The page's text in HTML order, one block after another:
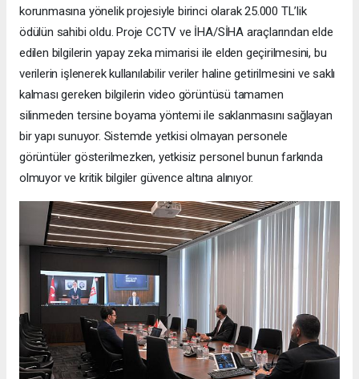
korunmasına yönelik projesiyle birinci olarak 25.000 TL’lik
ödülün sahibi oldu. Proje CCTV ve İHA/SİHA araçlarından elde
edilen bilgilerin yapay zeka mimarisi ile elden geçirilmesini, bu
verilerin işlenerek kullanılabilir veriler haline getirilmesini ve saklı
kalması gereken bilgilerin video görüntüsü tamamen
silinmeden tersine boyama yöntemi ile saklanmasını sağlayan
bir yapı sunuyor. Sistemde yetkisi olmayan personele
görüntüler gösterilmezken, yetkisiz personel bunun farkında
olmuyor ve kritik bilgiler güvence altına alınıyor.